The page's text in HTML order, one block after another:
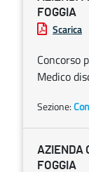
FOGGIA
Scarica
Concorso
Medico
Sezione:
AZIENDA
FOGGIA